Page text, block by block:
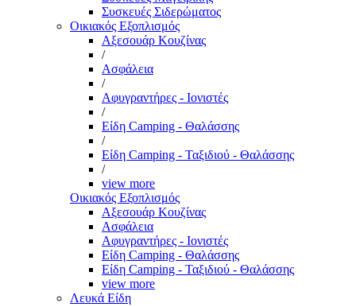
Συσκευές Σιδερώματος
Οικιακός Εξοπλισμός
Αξεσουάρ Κουζίνας
/
Ασφάλεια
/
Αφυγραντήρες - Ιονιστές
/
Είδη Camping - Θαλάσσης
/
Είδη Camping - Ταξιδιού - Θαλάσσης
/
view more
Οικιακός Εξοπλισμός
Αξεσουάρ Κουζίνας
Ασφάλεια
Αφυγραντήρες - Ιονιστές
Είδη Camping - Θαλάσσης
Είδη Camping - Ταξιδιού - Θαλάσσης
view more
Λευκά Είδη